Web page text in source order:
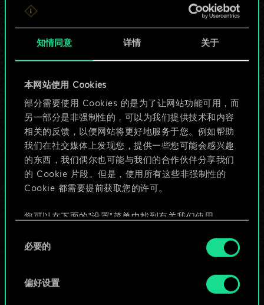
知情同意 详情 关于
本网站使用 Cookies
部分需要使用 Cookies 的是为了让网站功能可用，而
另一部分是非强制性的，可以为我们提供技术和内容
相关的反馈，以便网站将更好地服务于您。例如帮助
我们在社交媒体上发现您，提供一些您可能会感兴趣
的东西，我们偶尔也可能与我们的合作伙伴分享我们
的 Cookie 片段。但是，使用所有这些非强制性的
Cookie 都需要提前获取您的许可。
您可以在下面的"设置"菜单中找到有关我们使用
好。一旦您了解了其中的内容并准备好继续，请点
必要的
偏好设置
目前只是分享了一套
牌，但能做的不止这
些！
给牌组命名并撰写攻略